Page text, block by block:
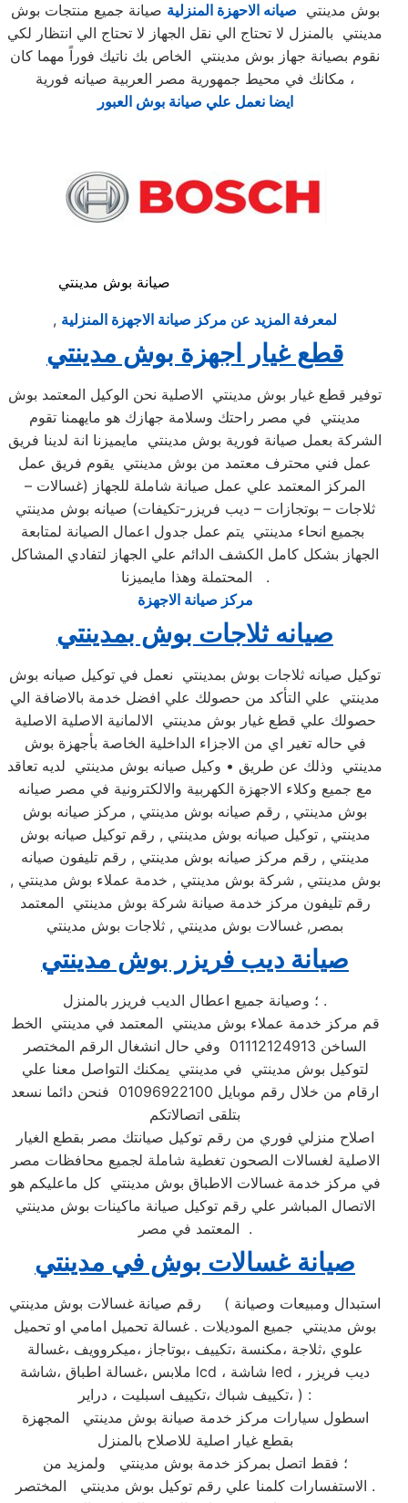
بوش مدينتي صيانه الاحهزة المنزلية صيانة جميع منتجات بوش
مدينتي بالمنزل لا تحتاج الي نقل الجهاز لا تحتاج الي انتظار لكي
نقوم بصيانة جهاز بوش مدينتي الخاص بك ناتيك فوراً مهما كان
مكانك في محيط جمهورية مصر العربية صيانه فورية ،
ايضا نعمل علي صيانة بوش العبور
صيانة بوش مدينتي
, لمعرفة المزيد عن مركز صيانة الاجهزة المنزلية
قطع غيار اجهزة بوش مدينتي
توفير قطع غيار بوش مدينتي الاصلية نحن الوكيل المعتمد بوش
مدينتي في مصر راحتك وسلامة جهازك هو مايهمنا تقوم
الشركة بعمل صيانة فورية بوش مدينتي مايميزنا انة لدينا فريق
عمل فني محترف معتمد من بوش مدينتي يقوم فريق عمل
المركز المعتمد علي عمل صيانة شاملة للجهاز (غسالات –
ثلاجات – بوتجازات – ديب فريزر-تكيفات) صيانه بوش مدينتي
بجميع انحاء مدينتي يتم عمل جدول اعمال الصيانة لمتابعة
الجهاز بشكل كامل الكشف الدائم علي الجهاز لتفادي المشاكل
المحتملة وهذا مايميزنا .
مركز صيانة الاجهزة
صيانه ثلاجات بوش بمدينتي
توكيل صيانه ثلاجات بوش بمدينتي نعمل في توكيل صيانه بوش
مدينتي علي التأكد من حصولك علي افضل خدمة بالاضافة الي
حصولك علي قطع غيار بوش مدينتي الالمانية الاصلية الاصلية
في حاله تغير اي من الاجزاء الداخلية الخاصة بأجهزة بوش
مدينتي وذلك عن طريق • وكيل صيانه بوش مدينتي لديه تعاقد
مع جميع وكلاء الاجهزة الكهربية والالكترونية في مصر صيانه
بوش مدينتي , رقم صيانه بوش مدينتي , مركز صيانه بوش
مدينتي , توكيل صيانه بوش مدينتي , رقم توكيل صيانه بوش
مدينتي , رقم مركز صيانه بوش مدينتي , رقم تليفون صيانه
بوش مدينتي , شركة بوش مدينتي , خدمة عملاء بوش مدينتي ,
رقم تليفون مركز خدمة صيانة شركة بوش مدينتي المعتمد
بمصر, غسالات بوش مدينتي , ثلاجات بوش مدينتي
صيانة ديب فريزر بوش مدينتي
؛ وصيانة جميع اعطال الديب فريزر بالمنزل .
قم مركز خدمة عملاء بوش مدينتي المعتمد في مدينتي الخط
الساخن 01112124913 وفي حال انشغال الرقم المختصر
لتوكيل بوش مدينتي في مدينتي يمكنك التواصل معنا علي
ارقام من خلال رقم موبايل 01096922100 فنحن دائما نسعد
بتلقى اتصالاتكم
اصلاح منزلي فوري من رقم توكيل صيانتك مصر بقطع الغيار
الاصلية لغسالات الصحون تغطية شاملة لجميع محافظات مصر
في مركز خدمة غسالات الاطباق بوش مدينتي كل ماعليكم هو
الاتصال المباشر علي رقم توكيل صيانة ماكينات بوش مدينتي
المعتمد في مصر .
صيانة غسالات بوش في مدينتي
رقم صيانة غسالات بوش مدينتي ( استبدال ومبيعات وصيانة
بوش مدينتي جميع الموديلات . غسالة تحميل امامي او تحميل
علوي ،ثلاجة ،مكنسة ،تكييف ،بوتاجاز ،ميكروويف ،غسالة
ملابس ،غسالة اطباق ،شاشة lcd ، شاشة led ، ديب فريزر
،تكييف شباك ،تكييف اسبليت ، دراير ) :
اسطول سيارات مركز خدمة صيانة بوش مدينتي المجهزة
بقطع غيار اصلية للاصلاح بالمنزل
؛ فقط اتصل بمركز خدمة بوش مدينتي ولمزيد من
الاستفسارات كلمنا علي رقم توكيل بوش مدينتي المختصر .